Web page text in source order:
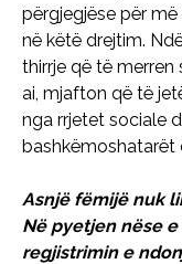
përgjegjëse për
në këtë drejtim.
thirrje që të
ai, mjafton që të
nga rrjetet sociale
bashkëmoshatarët
Asnjë fëmijë nuk
Në pyetjen nëse
regjistrimin e